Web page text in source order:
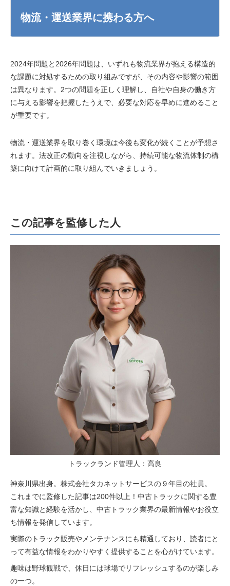
物流・運送業界に携わる方へ
2024年問題と2026年問題は、いずれも物流業界が抱える構造的
な課題に対処するための取り組みですが、その内容や影響の範囲
は異なります。2つの問題を正しく理解し、自社や自身の働き方
に与える影響を把握したうえで、必要な対応を早めに進めること
が重要です。
物流・運送業界を取り巻く環境は今後も変化が続くことが予想さ
れます。法改正の動向を注視しながら、持続可能な物流体制の構
築に向けて計画的に取り組んでいきましょう。
この記事を監修した人
トラックランド管理人：高良
神奈川県出身。株式会社タカネットサービスの９年目の社員。
これまでに監修した記事は200件以上！中古トラックに関する豊
富な知識と経験を活かし、中古トラック業界の最新情報やお役立
ち情報を発信しています。
実際のトラック販売やメンテナンスにも精通しており、読者にと
って有益な情報をわかりやすく提供することを心がけています。
趣味は野球観戦で、休日には球場でリフレッシュするのが楽しみ
の一つ。